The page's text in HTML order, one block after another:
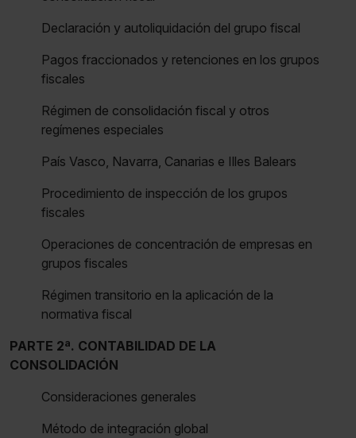
Declaración y autoliquidación del grupo fiscal
Pagos fraccionados y retenciones en los grupos
fiscales
Régimen de consolidación fiscal y otros
regímenes especiales
País Vasco, Navarra, Canarias e Illes Balears
Procedimiento de inspección de los grupos
fiscales
Operaciones de concentración de empresas en
grupos fiscales
Régimen transitorio en la aplicación de la
normativa fiscal
PARTE 2ª. CONTABILIDAD DE LA
CONSOLIDACIÓN
Consideraciones generales
Método de integración global